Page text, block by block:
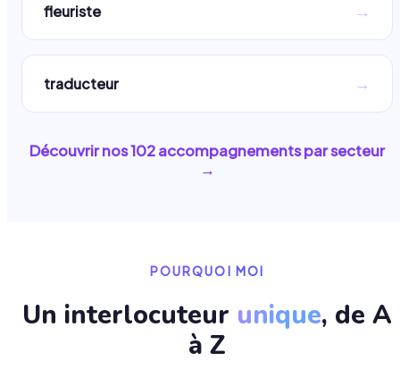
fleuriste →
traducteur →
Découvrir nos102accompagnements par secteur
→
POURQUOI MOI
Un interlocuteur unique, de A
à Z